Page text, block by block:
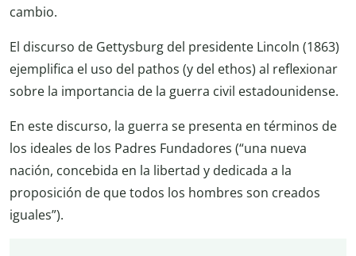
cambio.
El discurso de Gettysburg del presidente Lincoln (1863)
ejemplifica el uso del pathos (y del ethos) al reflexionar
sobre la importancia de la guerra civil estadounidense.
En este discurso, la guerra se presenta en términos de
los ideales de los Padres Fundadores (“una nueva
nación, concebida en la libertad y dedicada a la
proposición de que todos los hombres son creados
iguales”).